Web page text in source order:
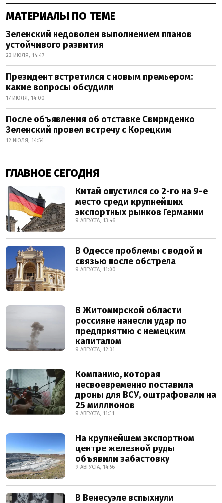
МАТЕРИАЛЫ ПО ТЕМЕ
Зеленский недоволен выполнением планов
устойчивого развития
23 ИЮЛЯ, 14:47
Президент встретился с новым премьером:
какие вопросы обсудили
17 ИЮЛЯ, 14:00
После объявления об отставке Свириденко
Зеленский провел встречу с Корецким
12 ИЮЛЯ, 14:54
ГЛАВНОЕ СЕГОДНЯ
Китай опустился со 2-го на 9-е
место среди крупнейших
экспортных рынков Германии
9 АВГУСТА, 13:46
В Одессе проблемы с водой и
связью после обстрела
9 АВГУСТА, 11:00
В Житомирской области
россияне нанесли удар по
предприятию с немецким
капиталом
9 АВГУСТА, 12:31
Компанию, которая
несвоевременно поставила
дроны для ВСУ, оштрафовали на
25 миллионов
9 АВГУСТА, 11:31
На крупнейшем экспортном
центре железной руды
объявили забастовку
9 АВГУСТА, 14:56
В Венесуэле вспыхнули